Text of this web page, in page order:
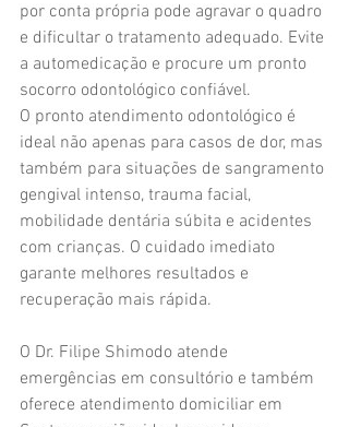
por conta própria pode agravar o quadro
e dificultar o tratamento adequado. Evite
a automedicação e procure um pronto
socorro odontológico confiável.
O pronto atendimento odontológico é
ideal não apenas para casos de dor, mas
também para situações de sangramento
gengival intenso, trauma facial,
mobilidade dentária súbita e acidentes
com crianças. O cuidado imediato
garante melhores resultados e
recuperação mais rápida.
O Dr. Filipe Shimodo atende
emergências em consultório e também
oferece atendimento domiciliar em